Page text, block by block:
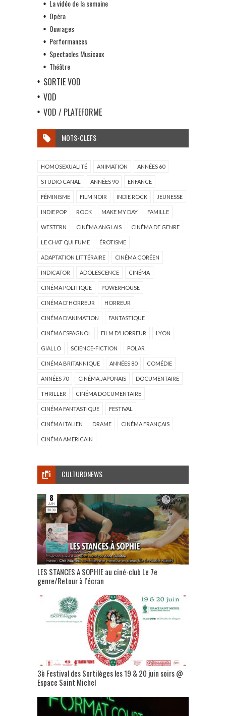
La vidéo de la semaine
Opéra
Ouvrages
Performances
Spectacles Musicaux
Théâtre
SORTIE VOD
VOD
VOD / PLATEFORME
MOTS-CLEFS
HOMOSEXUALITÉ ANIMATION ANNÉES 60
STUDIO CANAL ANNÉES 90 ENFANCE
FÉMINISME FILM NOIR INDIE ROCK JEUNESSE
INDIE POP ROCK MAKE MY DAY FAMILLE
WESTERN CINÉMA ANGLAIS CINÉMA DE GENRE
LE CHAT QUI FUME ÉROTISME
ADAPTATION LITTÉRAIRE CINÉMA CORÉEN
INDICATOR ADOLESCENCE CINÉMA
CINÉMA POLITIQUE POWERHOUSE
CINÉMA D'HORREUR HORREUR
CINÉMA D'ANIMATION FANTASTIQUE
CINÉMA ESPAGNOL FILM D'HORREUR LYON
GIALLO SCIENCE-FICTION POLAR
CINÉMA BRITANNIQUE ANNÉES 80 COMÉDIE
ANNÉES 70 CINÉMA JAPONAIS DOCUMENTAIRE
THRILLER CINÉMA DOCUMENTAIRE
CINÉMA FANTASTIQUE FESTIVAL
CINÉMA ITALIEN DRAME CINÉMA FRANÇAIS
CINÉMA AMERICAIN
CULTURONEWS
LES STANCES A SOPHIE au ciné-club Le 7e
genre/Retour à l’écran
3è Festival des Sortilèges les 19 & 20 juin soirs @
Espace Saint Michel